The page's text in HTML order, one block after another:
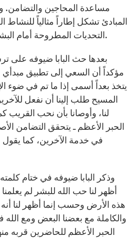
مساعدة المحاجين والتضامن.
المبادئ تشكل إطاراً مثالياً للنشاط
التحديات المطروحة أمام البشرية في مطلع الألف الثالث.
بعدها حث البابا ضيوفه على
مؤكداً أن السعي إلى تطبيق
يتخذ بعداً أسمى إذا ما تم في ضوء
المسيح طلب إلينا أن نفعل
لنا، وأوصانا بأن نحب القريب
الحبر الأعظم ـ يتحقق التضامن
في خدمة الآخرين، كما
وذكر البابا ضيوفه في ختام
أظهر لنا حب الله للبشر لم
هذه الأرض وحسب إنما أظهر لنا
والكاملة مع بعضنا البعض ومع الله
الحبر الأعظم للحاضرين قربه